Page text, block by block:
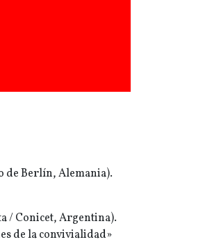
de Berlín, Alemania).
/ Conicet, Argentina).
de la convivialidad»